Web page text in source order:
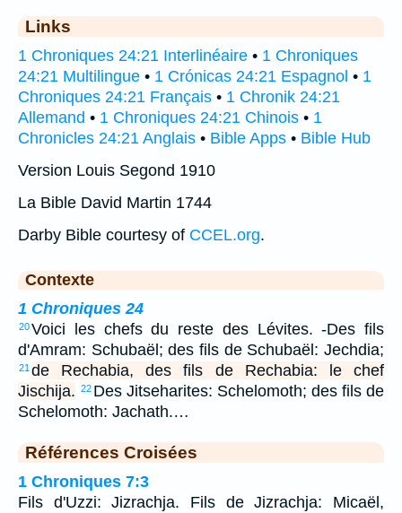
Links
1 Chroniques 24:21 Interlinéaire • 1 Chroniques
24:21 Multilingue • 1 Crónicas 24:21 Espagnol • 1
Chroniques 24:21 Français • 1 Chronik 24:21
Allemand • 1 Chroniques 24:21 Chinois • 1
Chronicles 24:21 Anglais • Bible Apps • Bible Hub
Version Louis Segond 1910
La Bible David Martin 1744
Darby Bible courtesy of CCEL.org.
Contexte
1 Chroniques 24
20Voici les chefs du reste des Lévites. -Des fils
d'Amram: Schubaël; des fils de Schubaël: Jechdia;
21 de Rechabia, des fils de Rechabia: le chef
Jischija. 22 Des Jitseharites: Schelomoth; des fils de
Schelomoth: Jachath.…
Références Croisées
1 Chroniques 7:3
Fils d'Uzzi: Jizrachja. Fils de Jizrachja: Micaël,